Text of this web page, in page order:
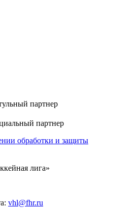
партнер
партнер
обработки и защиты
лига»
vhl@fhr.ru